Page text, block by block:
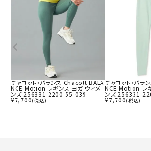
チャコット・バランス Chacott BALA
NCE Motion レギンス ヨガ ウィメ
ンズ 256331-2200-55-039
¥7,700(税込)
チャコット・バ
NCE Motion レ
ンズ 256331-
¥7,700(税込)